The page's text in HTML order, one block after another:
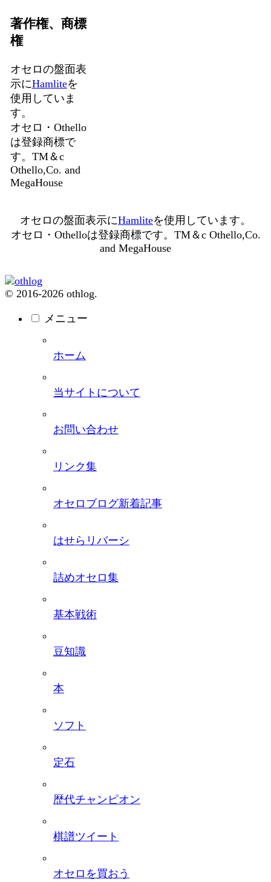
著作権、商標
権
オセロの盤面表
示にHamliteを
使用していま
す。
オセロ・Othello
は登録商標で
す。TM＆c
Othello,Co. and
MegaHouse
オセロの盤面表示にHamliteを使用しています。
オセロ・Othelloは登録商標です。TM＆c Othello,Co.
and MegaHouse
© 2016-2026 othlog.
メニュー
ホーム
当サイトについて
お問い合わせ
リンク集
オセロブログ新着記事
はせらリバーシ
詰めオセロ集
基本戦術
豆知識
本
ソフト
定石
歴代チャンピオン
棋譜ツイート
オセロを買おう